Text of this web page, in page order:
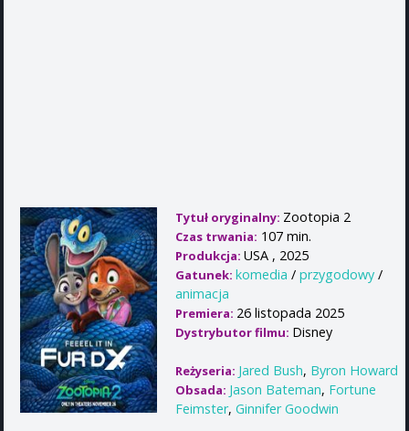
Tytuł oryginalny: Zootopia 2
Czas trwania: 107 min.
Produkcja: USA , 2025
Gatunek: komedia / przygodowy /
animacja
Premiera: 26 listopada 2025
Dystrybutor filmu: Disney
Reżyseria: Jared Bush, Byron Howard
Obsada: Jason Bateman, Fortune
Feimster, Ginnifer Goodwin